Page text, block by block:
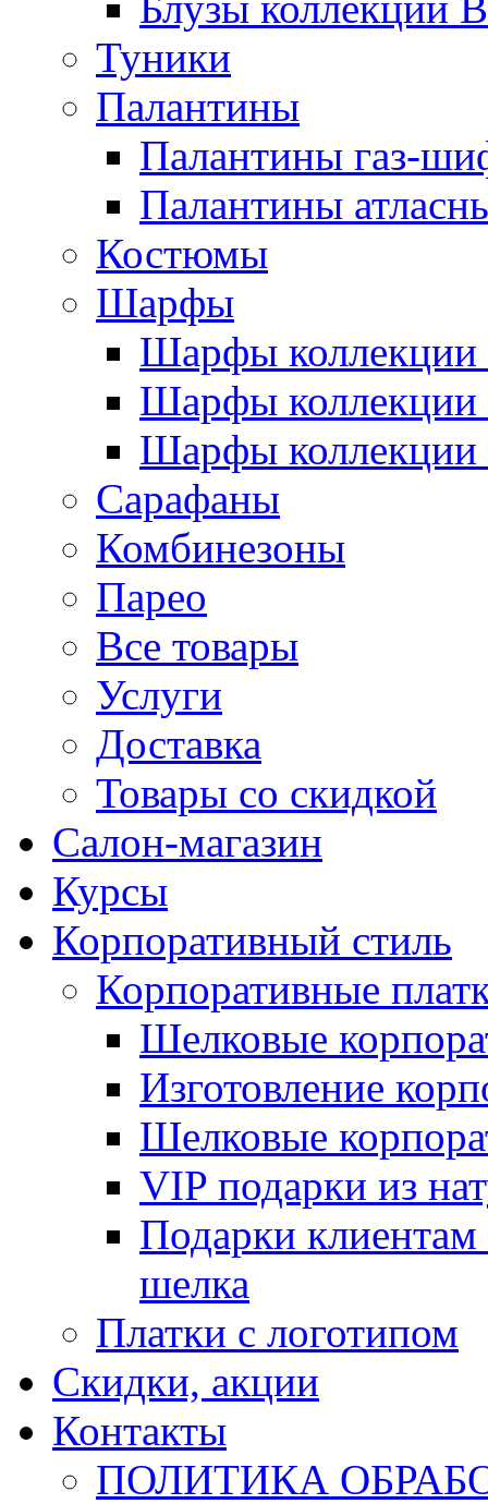
Туники
Палантины
Палантины газ-
Палантины
Костюмы
Шарфы
Шарфы коллекции
Шарфы
Шарфы коллекции
Сарафаны
Комбинезоны
Парео
Все товары
Услуги
Доставка
Товары со скидкой
Салон-магазин
Курсы
Корпоративный стиль
Корпоративные
Шелковые
Изготовление
Шелковые
VIP подарки из
Подарки клиентам
шелка
Платки с логотипом
Скидки, акции
Контакты
ПОЛИТИКА